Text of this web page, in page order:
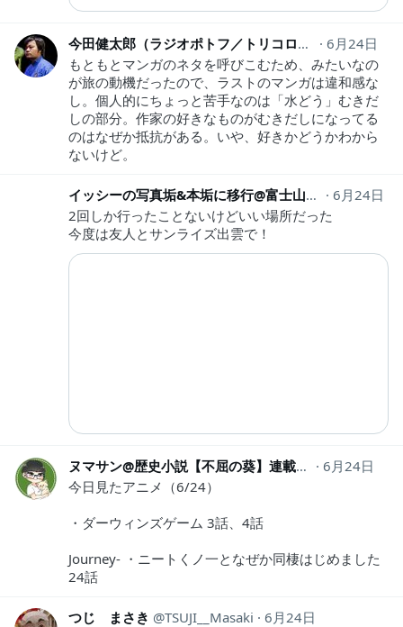
今田健太郎（ラジオポトフ／トリコロールケーキ）
6月24日
もともとマンガのネタを呼びこむため、みたいなの
が旅の動機だったので、ラストのマンガは違和感な
し。個人的にちょっと苦手なのは「水どう」むきだ
しの部分。作家の好きなものがむきだしになってる
のはなぜか抵抗がある。いや、好きかどうかわから
ないけど。
イッシーの写真垢&本垢に移行@富士山と武豊騎手推し
6月24日
2回しか行ったことないけどいい場所だった
今度は友人とサンライズ出雲で！
ヌマサン@歴史小説【不屈の葵】連載中！
6月24日
今日見たアニメ（6/24）
・ダーウィンズゲーム 3話、4話
Journey- ・ニートくノ一となぜか同棲はじめました
24話
つじ まさき TSUJI__Masaki
6月24日